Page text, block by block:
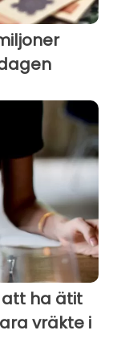
att ha ätit
vräkte i